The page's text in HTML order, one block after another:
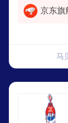
京东旗
马